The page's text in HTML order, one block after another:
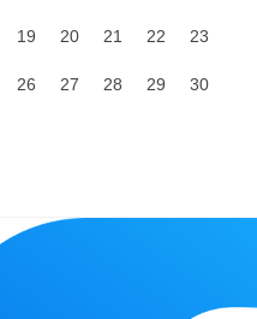
Galerie 2023
Bierzmowanie 27.11.2023
Niedziela Palmowa 2023
19 20 21 22 23
26 27 28 29 30